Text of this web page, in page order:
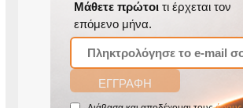
Μάθετε πρώτοι τι έρχεται τον
επόμενο μήνα.